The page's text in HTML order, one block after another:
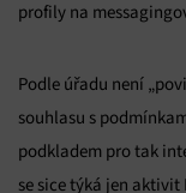
profily na
Podle úřadu není
souhlasu s
podkladem pro tak
se sice týká jen aktivit